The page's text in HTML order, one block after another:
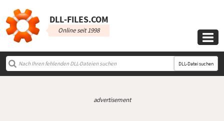
DLL‑FILES.COM
Online seit 1998

DLL-Datei suchen
advertisement